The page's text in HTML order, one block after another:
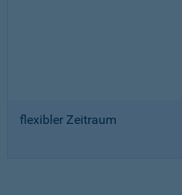
flexibler Zeitraum